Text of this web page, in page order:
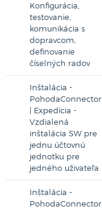
Konfigurácia,
testovanie,
komunikácia s
dopravcom,
definovanie
číselných radov
Inštalácia -
PohodaConnector
| Expedícia -
Vzdialená
inštalácia SW pre
jednu účtovnú
jednotku pre
jedného uživateľa
Inštalácia -
PohodaConnector